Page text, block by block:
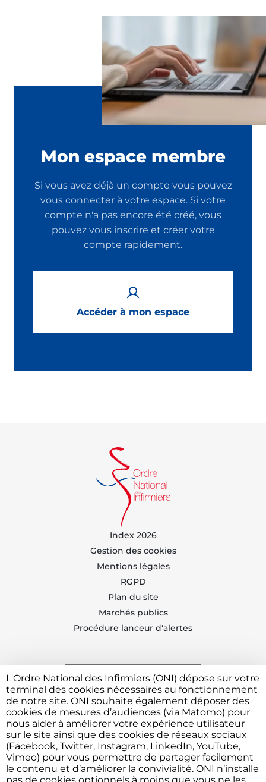
Mon espace membre
Si vous avez déjà un compte vous pouvez
vous connecter à votre espace. Si votre
compte n'a pas encore été créé, vous
pouvez vous inscrire et créer votre
compte rapidement.
Accéder à mon espace
Index 2026
Gestion des cookies
Mentions légales
RGPD
Plan du site
Marchés publics
Procédure lanceur d'alertes
Trouvez votre CDOI
Contacter l'ONI
Vous avez besoin de déposer une plainte ou faire un
L'Ordre National des Infirmiers (ONI) dépose sur votre
terminal des cookies nécessaires au fonctionnement
de notre site. ONI souhaite également déposer des
cookies de mesures d’audiences (via Matomo) pour
nous aider à améliorer votre expérience utilisateur
sur le site ainsi que des cookies de réseaux sociaux
(Facebook, Twitter, Instagram, LinkedIn, YouTube,
Vimeo) pour vous permettre de partager facilement
le contenu et d’améliorer la convivialité. ONI n’installe